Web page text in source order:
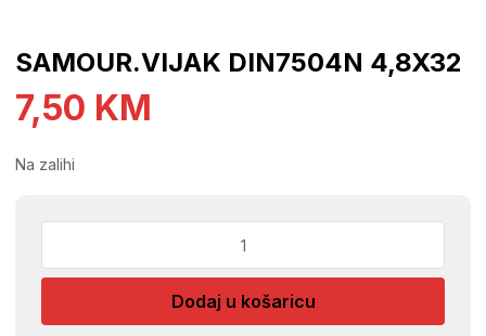
SAMOUR.VIJAK DIN7504N 4,8X32
7,50 KM
Na zalihi
4,8X32
Dodaj u košaricu